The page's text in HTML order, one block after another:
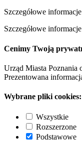
Szczegółowe
Szczegółowe
Cenimy Twoją
Urząd Miasta Poznania
Prezentowana
Wybrane pliki cookies:
Wszystkie
Rozszerzone
Podstawowe